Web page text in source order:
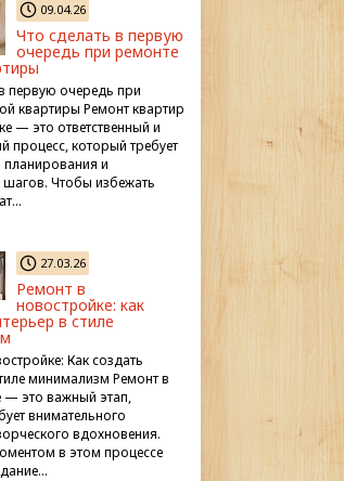
09.04.26
Что сделать в первую
очередь при ремонте
первую очередь при
квартиры Ремонт квартир
— это ответственный и
процесс, который требует
планирования и
Чтобы избежать
27.03.26
Ремонт в
новостройке: как
в стиле
Как создать
минимализм Ремонт в
— это важный этап,
внимательного
вдохновения.
в этом процессе